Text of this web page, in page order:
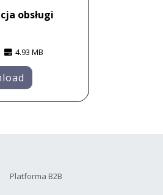
obsługi
4.93 MB
Platforma B2B